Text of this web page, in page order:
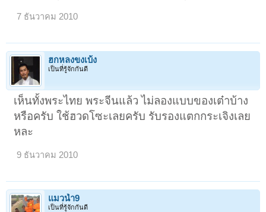
7 ธันวาคม 2010
ฮกหลงขงเบ้ง
เป็นที่รู้จักกันดี
เห็นทั้งพระไทย พระจีนแล้ว ไม่ลองแบบของเต๋าบ้าง
หรือครับ ใช้ฮวดโซะเลยครับ รับรองแตกกระเจิงเลย
หละ
9 ธันวาคม 2010
แมวน้ำ9
เป็นที่รู้จักกันดี